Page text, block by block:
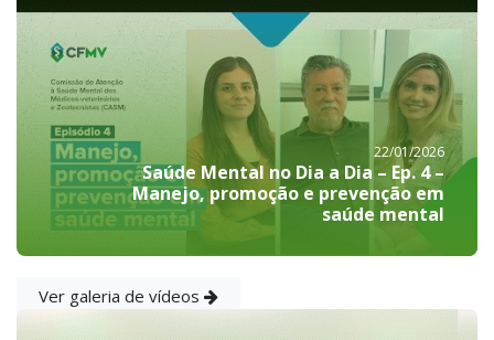
22/01/2026
Saúde Mental no Dia a Dia – Ep. 4 –
Manejo, promoção e prevenção em
saúde mental
Ver galeria de vídeos